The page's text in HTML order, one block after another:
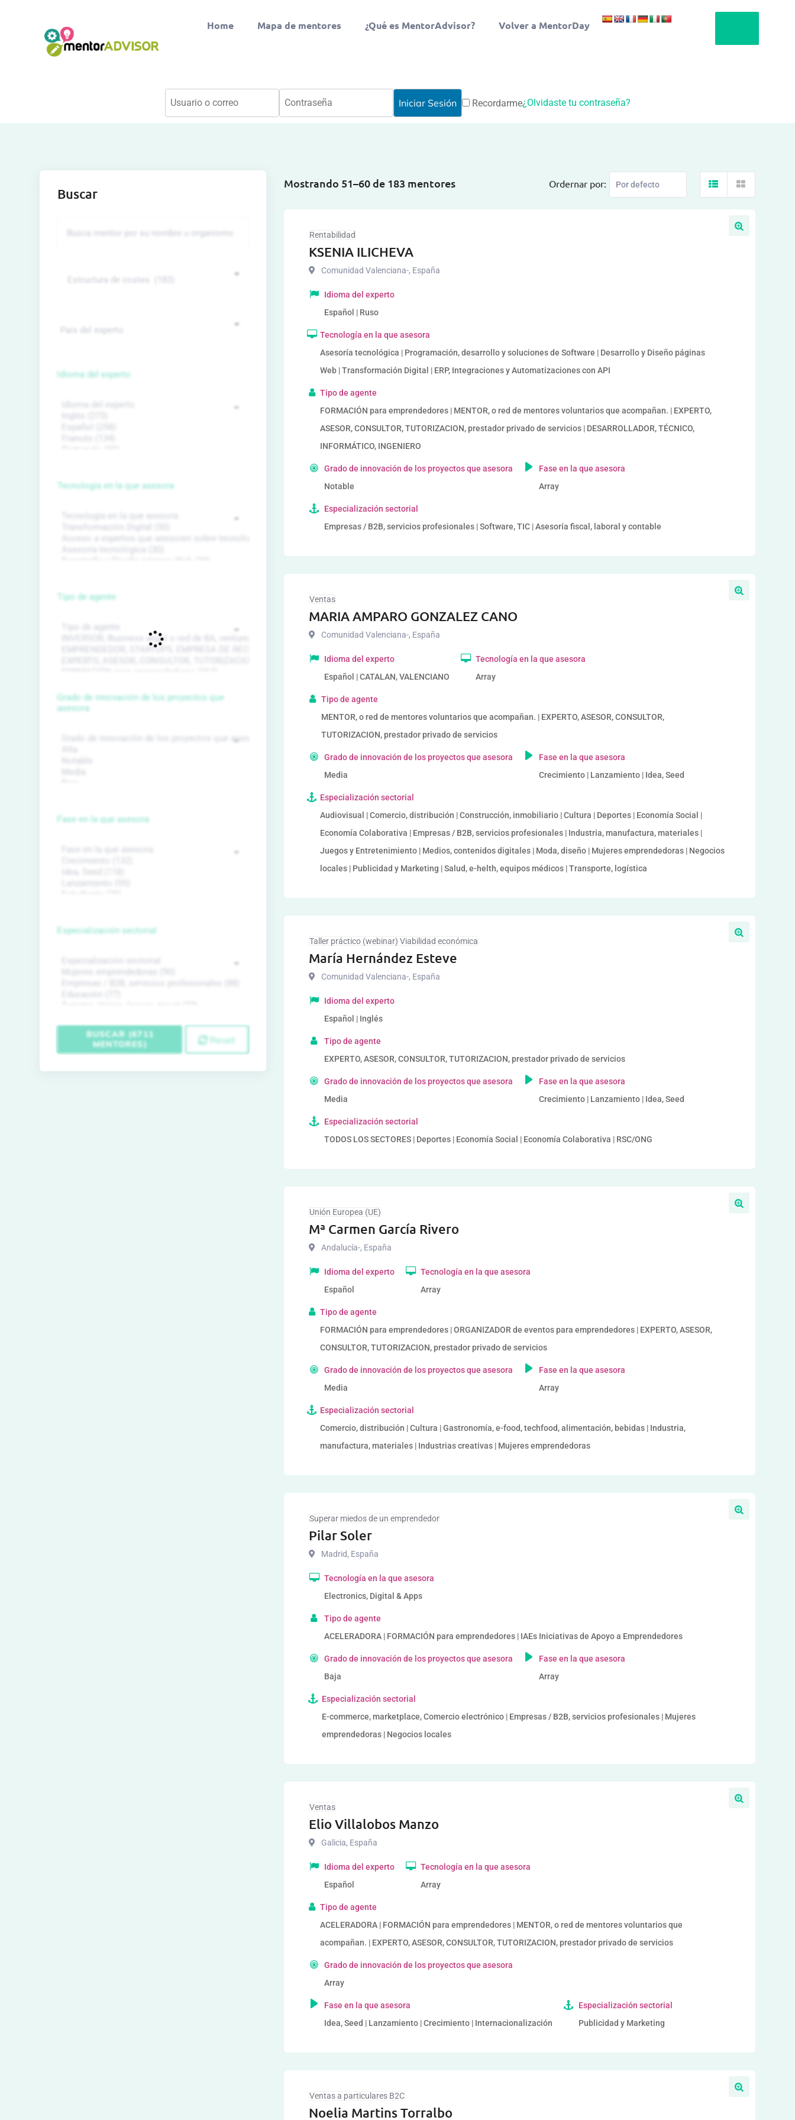
Home Mapa de mentores ¿Qué es MentorAdvisor? Volver a MentorDay
Recordarme¿Olvidaste tu contraseña?
Mostrando 51–60 de 183 mentores Ordernar por:
Rentabilidad
KSENIA ILICHEVA
Comunidad Valenciana-, España
Idioma del experto
Español | Ruso
Tecnología en la que asesora
Asesoría tecnológica | Programación, desarrollo y soluciones de Software | Desarrollo y Diseño páginas
Web | Transformación Digital | ERP, Integraciones y Automatizaciones con API
Tipo de agente
FORMACIÓN para emprendedores | MENTOR, o red de mentores voluntarios que acompañan. | EXPERTO,
ASESOR, CONSULTOR, TUTORIZACION, prestador privado de servicios | DESARROLLADOR, TÉCNICO,
INFORMÁTICO, INGENIERO
Grado de innovación de los proyectos que asesora
Notable
Fase en la que asesora
Array
Especialización sectorial
Empresas / B2B, servicios profesionales | Software, TIC | Asesoría fiscal, laboral y contable
Ventas
MARIA AMPARO GONZALEZ CANO
Comunidad Valenciana-, España
Idioma del experto
Español | CATALAN, VALENCIANO
Tecnología en la que asesora
Array
Tipo de agente
MENTOR, o red de mentores voluntarios que acompañan. | EXPERTO, ASESOR, CONSULTOR,
TUTORIZACION, prestador privado de servicios
Grado de innovación de los proyectos que asesora
Media
Fase en la que asesora
Crecimiento | Lanzamiento | Idea, Seed
Especialización sectorial
Audiovisual | Comercio, distribución | Construcción, inmobiliario | Cultura | Deportes | Economía Social |
Economía Colaborativa | Empresas / B2B, servicios profesionales | Industria, manufactura, materiales |
Juegos y Entretenimiento | Medios, contenidos digitales | Moda, diseño | Mujeres emprendedoras | Negocios
locales | Publicidad y Marketing | Salud, e-helth, equipos médicos | Transporte, logística
Taller práctico (webinar) Viabilidad económica
María Hernández Esteve
Comunidad Valenciana-, España
Idioma del experto
Español | Inglés
Tipo de agente
EXPERTO, ASESOR, CONSULTOR, TUTORIZACION, prestador privado de servicios
Grado de innovación de los proyectos que asesora
Media
Fase en la que asesora
Crecimiento | Lanzamiento | Idea, Seed
Especialización sectorial
TODOS LOS SECTORES | Deportes | Economía Social | Economía Colaborativa | RSC/ONG
Unión Europea (UE)
Mª Carmen García Rivero
Andalucía-, España
Idioma del experto
Español
Tecnología en la que asesora
Array
Tipo de agente
FORMACIÓN para emprendedores | ORGANIZADOR de eventos para emprendedores | EXPERTO, ASESOR,
CONSULTOR, TUTORIZACION, prestador privado de servicios
Grado de innovación de los proyectos que asesora
Media
Fase en la que asesora
Array
Especialización sectorial
Comercio, distribución | Cultura | Gastronomía, e-food, techfood, alimentación, bebidas | Industria,
manufactura, materiales | Industrias creativas | Mujeres emprendedoras
Superar miedos de un emprendedor
Pilar Soler
Madrid, España
Tecnología en la que asesora
Electronics, Digital & Apps
Tipo de agente
ACELERADORA | FORMACIÓN para emprendedores | IAEs Iniciativas de Apoyo a Emprendedores
Grado de innovación de los proyectos que asesora
Baja
Fase en la que asesora
Array
Especialización sectorial
E-commerce, marketplace, Comercio electrónico | Empresas / B2B, servicios profesionales | Mujeres
emprendedoras | Negocios locales
Ventas
Elio Villalobos Manzo
Galicia, España
Idioma del experto
Español
Tecnología en la que asesora
Array
Tipo de agente
ACELERADORA | FORMACIÓN para emprendedores | MENTOR, o red de mentores voluntarios que
acompañan. | EXPERTO, ASESOR, CONSULTOR, TUTORIZACION, prestador privado de servicios
Grado de innovación de los proyectos que asesora
Array
Fase en la que asesora
Idea, Seed | Lanzamiento | Crecimiento | Internacionalización
Especialización sectorial
Publicidad y Marketing
Ventas a particulares B2C
Noelia Martins Torralbo
Buscar
Idioma del experto
Tecnología en la que asesora
Tipo de agente
Grado de innovación de los proyectos que
asesora
Fase en la que asesora
Especialización sectorial
BUSCAR (6711
MENTORES)
Reset